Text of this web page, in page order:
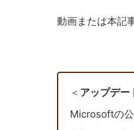
動画または本記
＜ アップデ
Microsoftの公